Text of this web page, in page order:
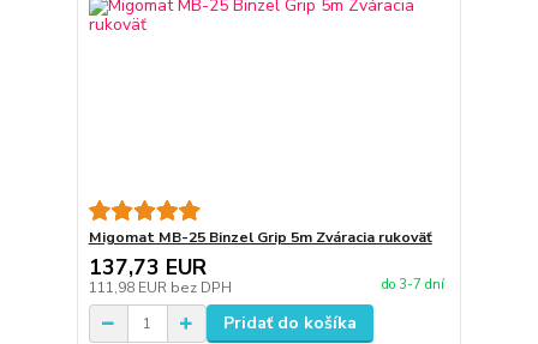
Migomat MB-25 Binzel Grip 5m Zváracia rukoväť
137,73 EUR
111,98 EUR bez DPH do 3-7 dní
Pridať do košíka